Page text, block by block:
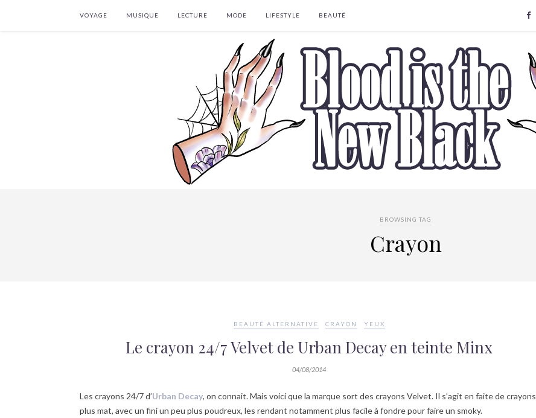
VOYAGE MUSIQUE LECTURE MODE LIFESTYLE BEAUTÉ
BROWSING TAG
Crayon
BEAUTÉ ALTERNATIVE CRAYON YEUX
Le crayon 24/7 Velvet de Urban Decay en teinte Minx
04/08/2014
Les crayons 24/7 d’Urban Decay, on connait. Mais voici que la marque sort des crayons Velvet. Il s’agit en faite de crayons
plus mat, avec un fini un peu plus poudreux, les rendant notamment plus facile à fondre pour faire un smoky.